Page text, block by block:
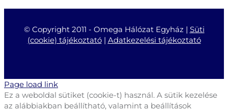
© Copyright 2011 - Omega Hálózat Egyház | Süti
(cookie) tájékoztató| Adatkezelési tájékoztató
Page load link
Ez a weboldal sütiket (cookie-t) használ. A sütik kezelése
az alábbiakban beállítható, valamint a beállítások